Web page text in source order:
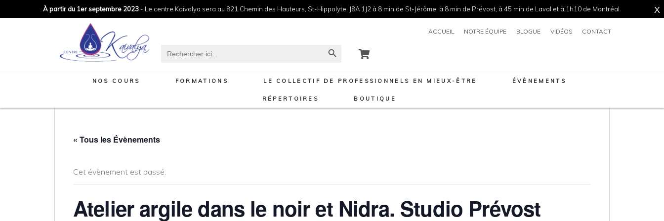
X
À partir du 1er septembre 2023 - Le centre Kaivalya sera au 821 Chemin des Hauteurs, St-Hippolyte, J8A 1J2 à 8 min de St-Jérôme, à 8 min de Prévost, à 45 min de Laval et à 1h10 de Montréal.
ACCUEIL NOTRE ÉQUIPE BLOGUE VIDÉOS CONTACT
for:
NOS COURS FORMATIONS LE COLLECTIF DE PROFESSIONNELS EN MIEUX-ÊTRE ÉVÈNEMENTS
RÉPERTOIRES BOUTIQUE
« Tous les Évènements
Cet évènement est passé.
Atelier argile dans le noir et Nidra. Studio Prévost